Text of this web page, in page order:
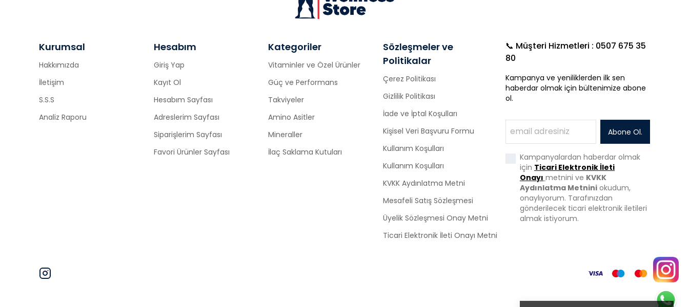
Kurumsal
Hakkımızda
İletişim
S.S.S
Analiz Raporu
Hesabım
Giriş Yap
Kayıt Ol
Hesabım Sayfası
Adreslerim Sayfası
Siparişlerim Sayfası
Favori Ürünler Sayfası
Kategoriler
Vitaminler ve Özel Ürünler
Güç ve Performans
Takviyeler
Amino Asitler
Mineraller
İlaç Saklama Kutuları
Sözleşmeler ve
Politikalar
Çerez Politikası
Gizlilik Politikası
İade ve İptal Koşulları
Kişisel Veri Başvuru Formu
Kullanım Koşulları
Kullanım Koşulları
KVKK Aydınlatma Metni
Mesafeli Satış Sözleşmesi
Üyelik Sözleşmesi Onay Metni
Ticari Elektronik İleti Onayı Metni
📞 Müşteri Hizmetleri : 0507 675 35
80
Kampanya ve yeniliklerden ilk sen
haberdar olmak için bültenimize abone
ol.
Abone Ol.
Kampanyalardan haberdar olmak
için Ticari Elektronik İleti
Onayı metnini ve KVKK
Aydınlatma Metnini okudum,
onaylıyorum. Tarafınızdan
gönderilecek ticari elektronik iletileri
almak istiyorum.